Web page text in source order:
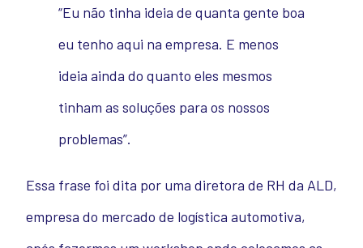
“Eu não tinha ideia de quanta gente boa
eu tenho aqui na empresa. E menos
ideia ainda do quanto eles mesmos
tinham as soluções para os nossos
problemas”.
Essa frase foi dita por uma diretora de RH da ALD,
empresa do mercado de logística automotiva,